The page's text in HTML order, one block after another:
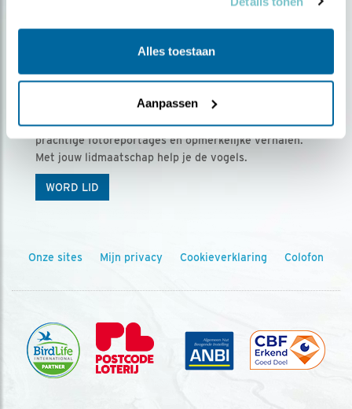
Alles toestaan
Aanpassen
Ontvang 5 x Vogels voor € 36,00 per jaar
Vogels is het tijdschrift voor onze leden, met
prachtige fotoreportages en opmerkelijke verhalen.
Met jouw lidmaatschap help je de vogels.
WORD LID
Onze sites Mijn privacy Cookieverklaring Colofon